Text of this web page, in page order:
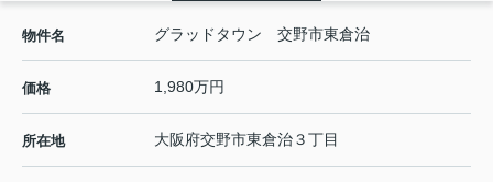
物件名 グラッドタウン 交野市東倉治
価格 1,980万円
所在地 大阪府交野市東倉治３丁目